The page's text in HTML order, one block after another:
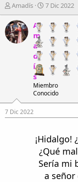
A
u
t
o
r
Amadís
F
e
i
c
i
7 Dic 2022
A
m
a
d
í
s
Miembro
Conocido
7 Dic 2022
¡Hidalgo!
¿Qué
Sería mi
a